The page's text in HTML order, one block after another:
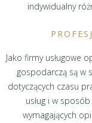
indywidualny
Jako firmy usługowe
gospodarczą są w
dotyczących czasu
usług i w
wymagających